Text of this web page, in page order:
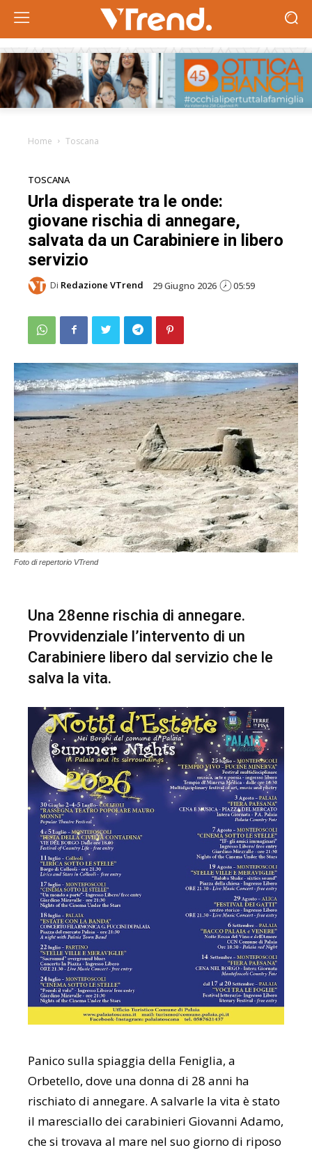
Home Toscana
TOSCANA
Urla disperate tra le onde:
giovane rischia di annegare,
salvata da un Carabiniere in libero
servizio
Di Redazione VTrend 29 Giugno 2026 05:59
Foto di repertorio VTrend
Una 28enne rischia di annegare.
Provvidenziale l’intervento di un
Carabiniere libero dal servizio che le
salva la vita.
Panico sulla spiaggia della Feniglia, a
Orbetello, dove una donna di 28 anni ha
rischiato di annegare. A salvarle la vita è stato
il maresciallo dei carabinieri Giovanni Adamo,
che si trovava al mare nel suo giorno di riposo